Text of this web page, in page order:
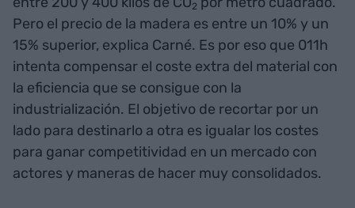
2
Pero el precio de la madera es entre un 10% y un
15% superior, explica Carné. Es por eso que 011h
intenta compensar el coste extra del material con
la eficiencia que se consigue con la
industrialización. El objetivo de recortar por un
lado para destinarlo a otra es igualar los costes
para ganar competitividad en un mercado con
actores y maneras de hacer muy consolidados.